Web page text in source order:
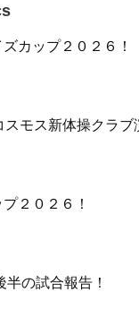
カップ２０２６！
スモス新体操クラブ
２０２６！
半の試合報告！